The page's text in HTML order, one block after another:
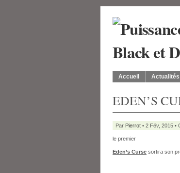
Accueil Actualités
EDEN’S
Par Pierrot • 2 Fév, 2015 •
le premier
Eden’s Curse sortira son